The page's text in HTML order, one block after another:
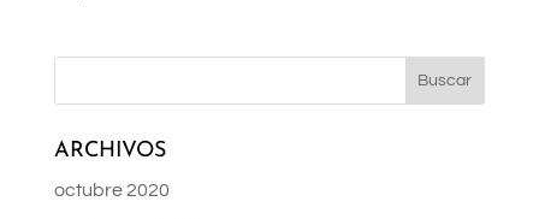
ARCHIVOS
octubre 2020